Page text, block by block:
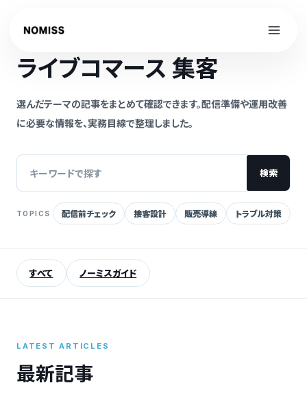
ライブコマース 集客
選んだテーマの記事をまとめて確認できます。配信準備や運用改善
に必要な情報を、実務目線で整理しました。
事
検索
TOPICS 配信前チェック 接客設計 販売導線 トラブル対策
すべて ノーミスガイド
LATEST ARTICLES
最新記事